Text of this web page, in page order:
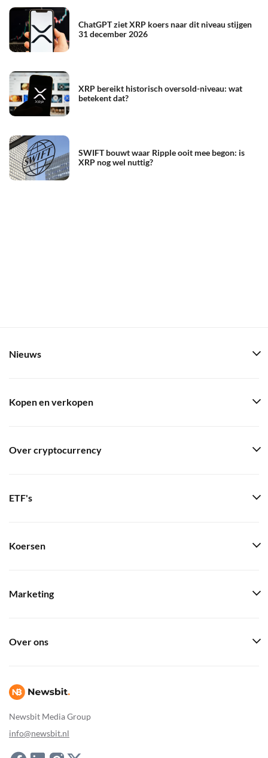
ChatGPT ziet XRP koers naar dit niveau stijgen
31 december 2026
XRP bereikt historisch oversold-niveau: wat
betekent dat?
SWIFT bouwt waar Ripple ooit mee begon: is
XRP nog wel nuttig?
Newsbit Media Group
info@newsbit.nl
Nieuws
Kopen en verkopen
Over cryptocurrency
ETF's
Koersen
Marketing
Over ons